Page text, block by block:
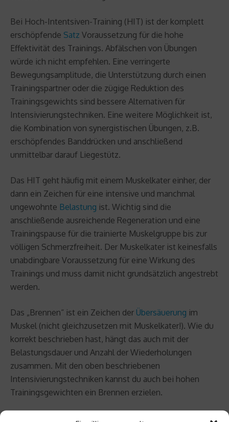
Bei Hoch-Intentsiven-Training (HIT) ist der komplett
erschöpfende Satz Voraussetzung für die hohe
Effektivität des Trainings. Abfälschen von Übungen
würde ich nicht empfehlen. Eine verringerte
Bewegungsamplitude, die Unterstützung durch einen
Trainingspartner oder die zügige Reduktion des
Trainingsgewichts sind bessere Alternativen für
Intensivierungstechniken. Eine weitere Möglichkeit ist,
die Kombination von synergistischen Übungen, z.B.
erschöpfendes Banddrücken und anschließend
unmittelbar darauf Liegestütz.
Das HIT geht häufig mit einem Muskelkater einher, der
dann ein Zeichen für eine intensive und manchmal
ungewohnte Belastung ist. Wichtig sind die
anschließende ausreichende Regeneration und eine
Trainingspause für die trainierte Muskelgruppe bis zur
völligen Schmerzfreiheit. Der Muskelkater ist keinesfalls
unabdingbare Voraussetzung für eine Wirkung des
Trainings und muss damit nicht grundsätzlich angestrebt
werden.
Das „Brennen“ ist ein Zeichen der Übersäuerung im
Muskel (nicht gleichzusetzen mit Muskelkater!). Wie du
korrekt beschrieben hast, hängt das auch mit der
Belastungsdauer und Anzahl der Wiederholungen
zusammen. Mit den oben beschriebenen
Intensivierungstechniken kannst du auch bei hohen
Trainingsgewichten ein Brennen erzielen.